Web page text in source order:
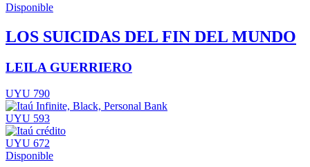
Disponible
LOS SUICIDAS DEL FIN DEL MUNDO
LEILA GUERRIERO
UYU 790
UYU 593
UYU 672
Disponible